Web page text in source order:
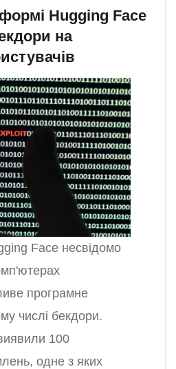
Hugging Face
на
Face несвідомо
програмне
числі бекдори.
100
одне з яких